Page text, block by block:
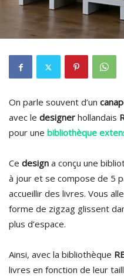
On parle souvent d’un
avec le designer hollandais
pour une bibliothèque
Ce design a conçu une
à jour et se compose de 5
accueillir des livres. Vous
forme de zigzag glissent
plus d’espace.
Ainsi, avec la bibliothèque
livres en fonction de leur